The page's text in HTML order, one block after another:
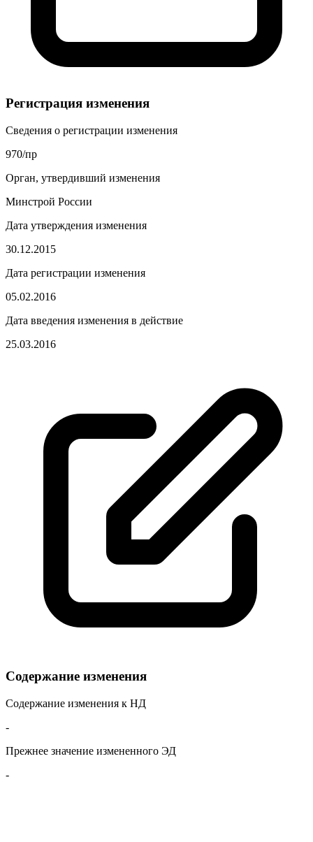
Регистрация изменения
Сведения о регистрации изменения
970/пр
Орган, утвердивший изменения
Минстрой России
Дата утверждения изменения
30.12.2015
Дата регистрации изменения
05.02.2016
Дата введения изменения в действие
25.03.2016
Содержание изменения
Содержание изменения к НД
-
Прежнее значение измененного ЭД
-